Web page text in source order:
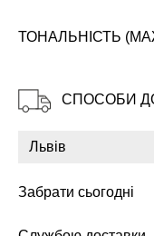
Копіювати
ТОНАЛЬНІСТЬ
СПОСОБИ
Забрати сьогодні